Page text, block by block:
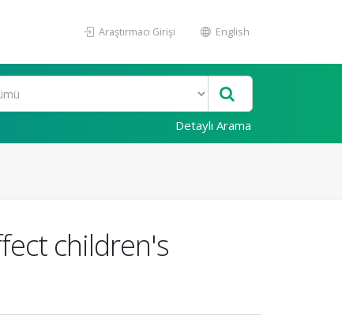
Araştırmacı Girişi English
Detaylı Arama
children's